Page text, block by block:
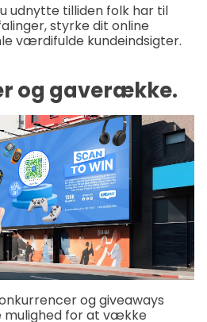
udnytte tilliden folk har til
styrke dit online
værdifulde kundeindsigter.
og gaverække.
og giveaways
mulighed for at vække